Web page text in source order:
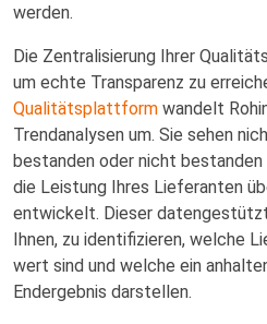
werden.
Die Zentralisierung Ihrer
um echte Transparenz zu
Qualitätsplattform wandelt
Trendanalysen um. Sie sehen
bestanden oder nicht bestanden
die Leistung Ihres Lieferanten
entwickelt. Dieser
Ihnen, zu identifizieren, welche
wert sind und welche ein
Endergebnis darstellen.